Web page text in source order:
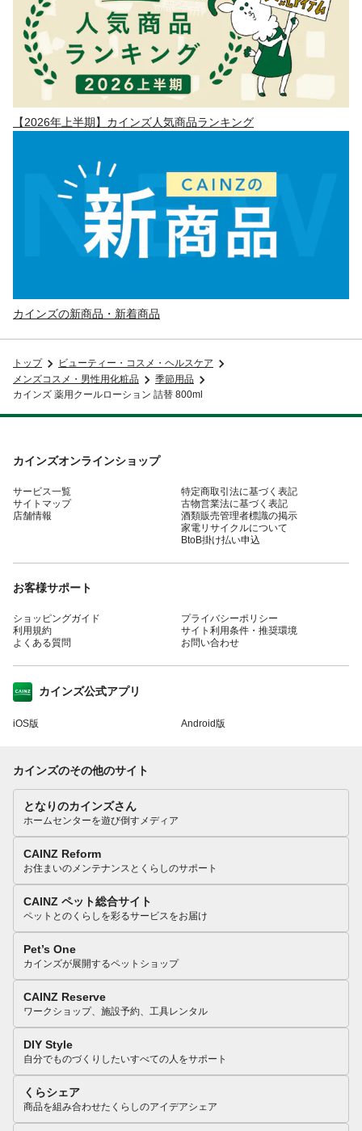
【2026年上半期】カインズ人気商品ランキング
カインズの新商品・新着商品
トップ
ビューティー・コスメ・ヘルスケア
メンズコスメ・男性用化粧品
季節用品
カインズ 薬用クールローション 詰替 800ml
カインズオンラインショップ
サービス一覧
サイトマップ
店舗情報
特定商取引法に基づく表記
古物営業法に基づく表記
酒類販売管理者標識の掲示
家電リサイクルについて
BtoB掛け払い申込
お客様サポート
ショッピングガイド
利用規約
よくある質問
プライバシーポリシー
サイト利用条件・推奨環境
お問い合わせ
カインズ公式アプリ
iOS版 Android版
カインズのその他のサイト
となりのカインズさん
ホームセンターを遊び倒すメディア
CAINZ Reform
お住まいのメンテナンスとくらしのサポート
CAINZ ペット総合サイト
ペットとのくらしを彩るサービスをお届け
Pet’s One
カインズが展開するペットショップ
CAINZ Reserve
ワークショップ、施設予約、工具レンタル
DIY Style
自分でものづくりしたいすべての人をサポート
くらシェア
商品を組み合わせたくらしのアイデアシェア